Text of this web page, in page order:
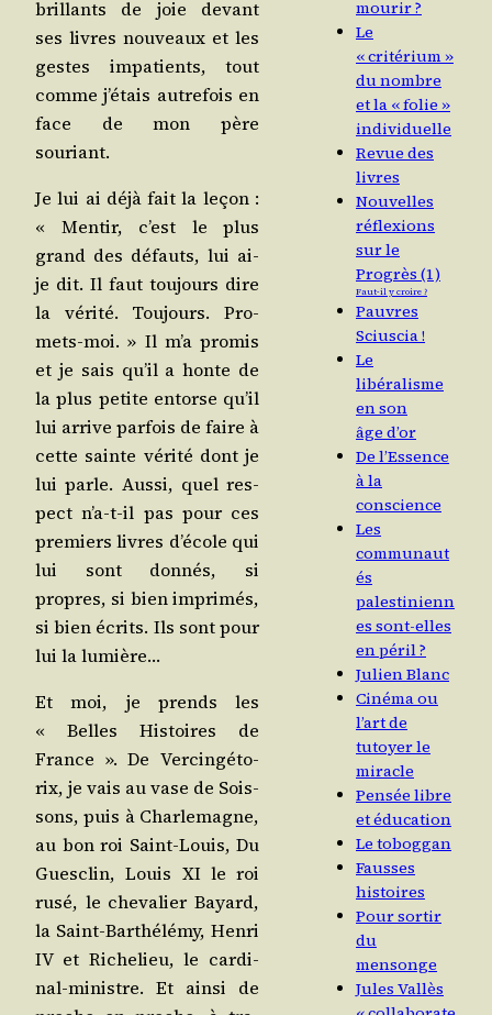
brillants de joie devant
ses livres nou­veaux et les
gestes impa­tients, tout
comme j’é­tais autre­fois en
face de mon père
souriant.
Je lui ai déjà fait la leçon :
« Men­tir, c’est le plus
grand des défauts, lui ai-
je dit. Il faut tou­jours dire
la véri­té. Tou­jours. Pro­
mets-moi. » Il m’a pro­mis
et je sais qu’il a honte de
la plus petite entorse qu’il
lui arrive par­fois de faire à
cette sainte véri­té dont je
lui parle. Aus­si, quel res­
pect n’a-t-il pas pour ces
pre­miers livres d’é­cole qui
lui sont don­nés, si
propres, si bien impri­més,
si bien écrits. Ils sont pour
lui la lumière…
Et moi, je prends les
« Belles His­toires de
France ». De Ver­cin­gé­to­
rix, je vais au vase de Sois­
sons, puis à Char­le­magne,
au bon roi Saint-Louis, Du
Gues­clin, Louis XI le roi
rusé, le che­va­lier Bayard,
la Saint-Bar­thé­lé­my, Hen­ri
IV et Riche­lieu, le car­di­
nal-ministre. Et ain­si de
mourir ?
Le
« critérium »
du nombre
et la « folie »
individuelle
Revue des
livres
Nouvelles
réflexions
sur le
Progrès (1)
Faut-il y croire ?
Pauvres
Sciuscia !
Le
libéralisme
en son
âge d’or
De l’Essence
à la
conscience
Les
communaut
és
palestinienn
es sont-elles
en péril ?
Julien Blanc
Cinéma ou
l’art de
tutoyer le
miracle
Pensée libre
et éducation
Le toboggan
Fausses
histoires
Pour sortir
du
mensonge
Jules Vallès